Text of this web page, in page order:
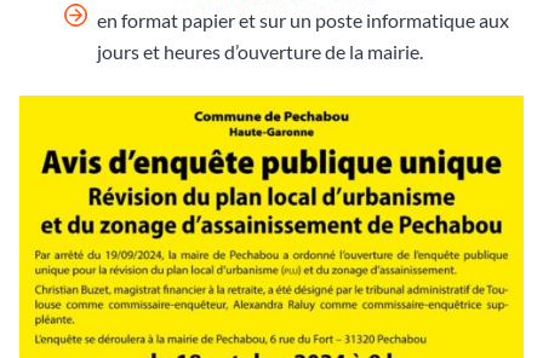
en format papier et sur un poste informatique aux
jours et heures d’ouverture de la mairie.